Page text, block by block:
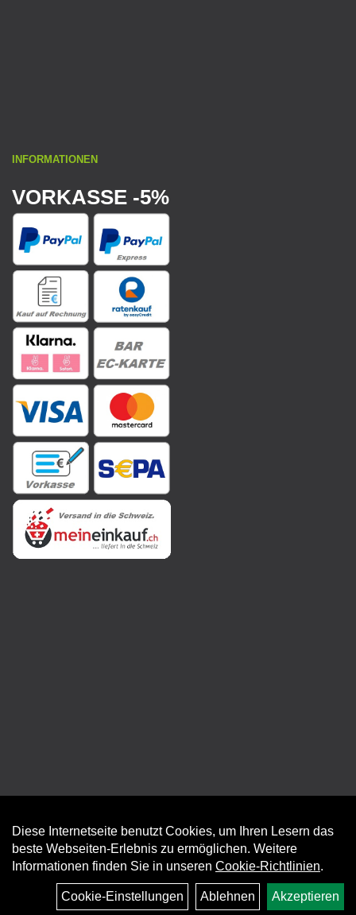
INFORMATIONEN
VORKASSE -5%
Diese Internetseite benutzt Cookies, um Ihren Lesern das
beste Webseiten-Erlebnis zu ermöglichen. Weitere
Informationen finden Sie in unseren Cookie-Richtlinien.
Cookie-Einstellungen Ablehnen Akzeptieren
Auftrag widerrufen